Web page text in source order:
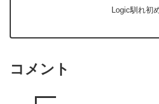
Logic馴れ初
コメント